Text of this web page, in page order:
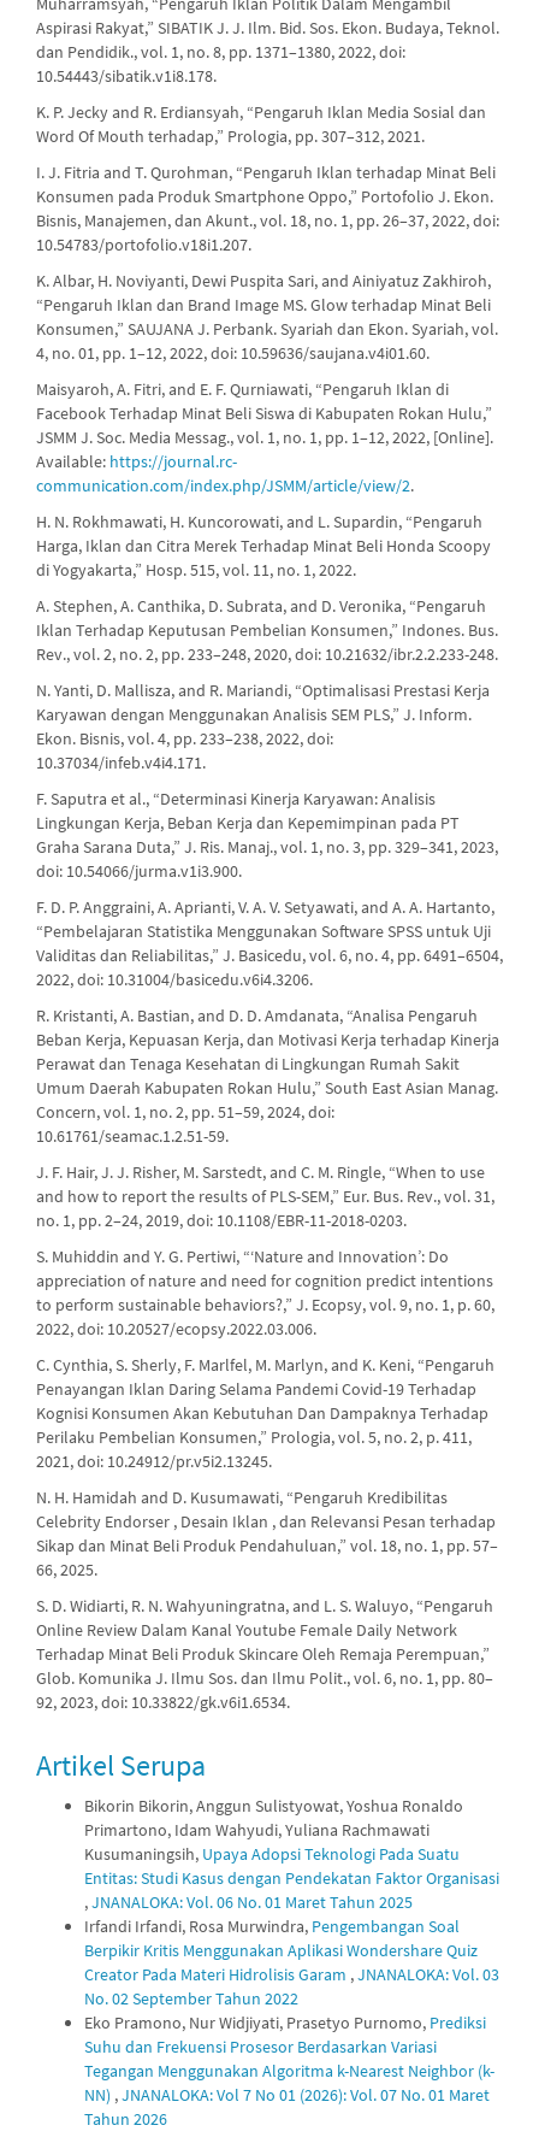
Aspirasi Rakyat,” SIBATIK J. J. Ilm. Bid. Sos. Ekon. Budaya, Teknol.
dan Pendidik., vol. 1, no. 8, pp. 1371–1380, 2022, doi:
10.54443/sibatik.v1i8.178.
K. P. Jecky and R. Erdiansyah, “Pengaruh Iklan Media Sosial dan
Word Of Mouth terhadap,” Prologia, pp. 307–312, 2021.
I. J. Fitria and T. Qurohman, “Pengaruh Iklan terhadap Minat Beli
Konsumen pada Produk Smartphone Oppo,” Portofolio J. Ekon.
Bisnis, Manajemen, dan Akunt., vol. 18, no. 1, pp. 26–37, 2022, doi:
10.54783/portofolio.v18i1.207.
K. Albar, H. Noviyanti, Dewi Puspita Sari, and Ainiyatuz Zakhiroh,
“Pengaruh Iklan dan Brand Image MS. Glow terhadap Minat Beli
Konsumen,” SAUJANA J. Perbank. Syariah dan Ekon. Syariah, vol.
4, no. 01, pp. 1–12, 2022, doi: 10.59636/saujana.v4i01.60.
Maisyaroh, A. Fitri, and E. F. Qurniawati, “Pengaruh Iklan di
Facebook Terhadap Minat Beli Siswa di Kabupaten Rokan Hulu,”
JSMM J. Soc. Media Messag., vol. 1, no. 1, pp. 1–12, 2022, [Online].
Available: https://journal.rc-
communication.com/index.php/JSMM/article/view/2.
H. N. Rokhmawati, H. Kuncorowati, and L. Supardin, “Pengaruh
Harga, Iklan dan Citra Merek Terhadap Minat Beli Honda Scoopy
di Yogyakarta,” Hosp. 515, vol. 11, no. 1, 2022.
A. Stephen, A. Canthika, D. Subrata, and D. Veronika, “Pengaruh
Iklan Terhadap Keputusan Pembelian Konsumen,” Indones. Bus.
Rev., vol. 2, no. 2, pp. 233–248, 2020, doi: 10.21632/ibr.2.2.233-248.
N. Yanti, D. Mallisza, and R. Mariandi, “Optimalisasi Prestasi Kerja
Karyawan dengan Menggunakan Analisis SEM PLS,” J. Inform.
Ekon. Bisnis, vol. 4, pp. 233–238, 2022, doi:
10.37034/infeb.v4i4.171.
F. Saputra et al., “Determinasi Kinerja Karyawan: Analisis
Lingkungan Kerja, Beban Kerja dan Kepemimpinan pada PT
Graha Sarana Duta,” J. Ris. Manaj., vol. 1, no. 3, pp. 329–341, 2023,
doi: 10.54066/jurma.v1i3.900.
F. D. P. Anggraini, A. Aprianti, V. A. V. Setyawati, and A. A. Hartanto,
“Pembelajaran Statistika Menggunakan Software SPSS untuk Uji
Validitas dan Reliabilitas,” J. Basicedu, vol. 6, no. 4, pp. 6491–6504,
2022, doi: 10.31004/basicedu.v6i4.3206.
R. Kristanti, A. Bastian, and D. D. Amdanata, “Analisa Pengaruh
Beban Kerja, Kepuasan Kerja, dan Motivasi Kerja terhadap Kinerja
Perawat dan Tenaga Kesehatan di Lingkungan Rumah Sakit
Umum Daerah Kabupaten Rokan Hulu,” South East Asian Manag.
Concern, vol. 1, no. 2, pp. 51–59, 2024, doi:
10.61761/seamac.1.2.51-59.
J. F. Hair, J. J. Risher, M. Sarstedt, and C. M. Ringle, “When to use
and how to report the results of PLS-SEM,” Eur. Bus. Rev., vol. 31,
no. 1, pp. 2–24, 2019, doi: 10.1108/EBR-11-2018-0203.
S. Muhiddin and Y. G. Pertiwi, “‘Nature and Innovation’: Do
appreciation of nature and need for cognition predict intentions
to perform sustainable behaviors?,” J. Ecopsy, vol. 9, no. 1, p. 60,
2022, doi: 10.20527/ecopsy.2022.03.006.
C. Cynthia, S. Sherly, F. Marlfel, M. Marlyn, and K. Keni, “Pengaruh
Penayangan Iklan Daring Selama Pandemi Covid-19 Terhadap
Kognisi Konsumen Akan Kebutuhan Dan Dampaknya Terhadap
Perilaku Pembelian Konsumen,” Prologia, vol. 5, no. 2, p. 411,
2021, doi: 10.24912/pr.v5i2.13245.
N. H. Hamidah and D. Kusumawati, “Pengaruh Kredibilitas
Celebrity Endorser , Desain Iklan , dan Relevansi Pesan terhadap
Sikap dan Minat Beli Produk Pendahuluan,” vol. 18, no. 1, pp. 57–
66, 2025.
S. D. Widiarti, R. N. Wahyuningratna, and L. S. Waluyo, “Pengaruh
Online Review Dalam Kanal Youtube Female Daily Network
Terhadap Minat Beli Produk Skincare Oleh Remaja Perempuan,”
Glob. Komunika J. Ilmu Sos. dan Ilmu Polit., vol. 6, no. 1, pp. 80–
92, 2023, doi: 10.33822/gk.v6i1.6534.
Artikel Serupa
Bikorin Bikorin, Anggun Sulistyowat, Yoshua Ronaldo
Primartono, Idam Wahyudi, Yuliana Rachmawati
Kusumaningsih, Upaya Adopsi Teknologi Pada Suatu
Entitas: Studi Kasus dengan Pendekatan Faktor Organisasi
,JNANALOKA: Vol. 06 No. 01 Maret Tahun 2025
Irfandi Irfandi, Rosa Murwindra, Pengembangan Soal
Berpikir Kritis Menggunakan Aplikasi Wondershare Quiz
Creator Pada Materi Hidrolisis Garam ,JNANALOKA: Vol. 03
No. 02 September Tahun 2022
Eko Pramono, Nur Widjiyati, Prasetyo Purnomo, Prediksi
Suhu dan Frekuensi Prosesor Berdasarkan Variasi
Tegangan Menggunakan Algoritma k-Nearest Neighbor (k-
NN) ,JNANALOKA: Vol 7 No 01 (2026): Vol. 07 No. 01 Maret
Tahun 2026